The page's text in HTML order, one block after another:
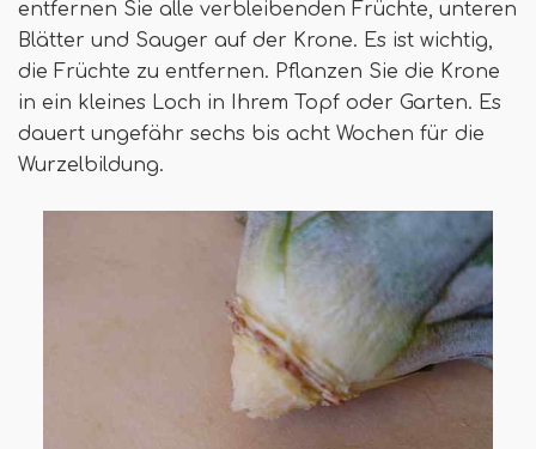
entfernen Sie alle verbleibenden Früchte, unteren
Blätter und Sauger auf der Krone. Es ist wichtig,
die Früchte zu entfernen. Pflanzen Sie die Krone
in ein kleines Loch in Ihrem Topf oder Garten. Es
dauert ungefähr sechs bis acht Wochen für die
Wurzelbildung.